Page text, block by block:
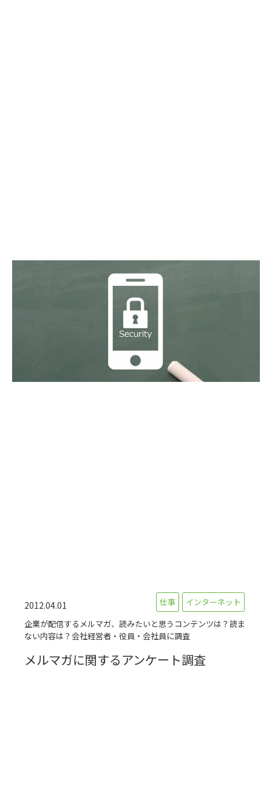
2012.04.01 仕事
インターネット
企業が配信するメルマガ、読みたいと思うコンテンツは？読ま
ない内容は？会社経営者・役員・会社員に調査
メルマガに関するアンケート調査